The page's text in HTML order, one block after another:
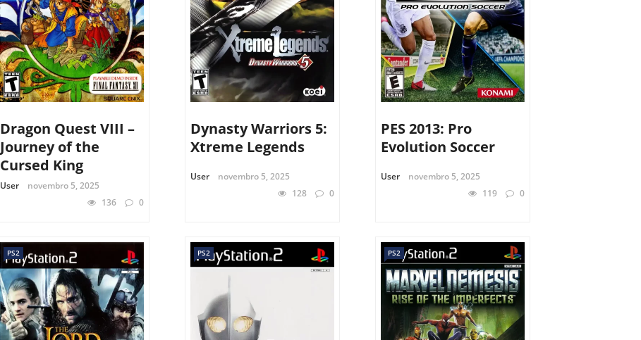
Dragon Quest VIII –
Journey of the
Cursed King
User
novembro 5, 2025
136
0
Dynasty Warriors 5:
Xtreme Legends
User
novembro 5, 2025
128
0
PES 2013: Pro
Evolution Soccer
User
novembro 5, 2025
119
0
PS2 PS2 PS2